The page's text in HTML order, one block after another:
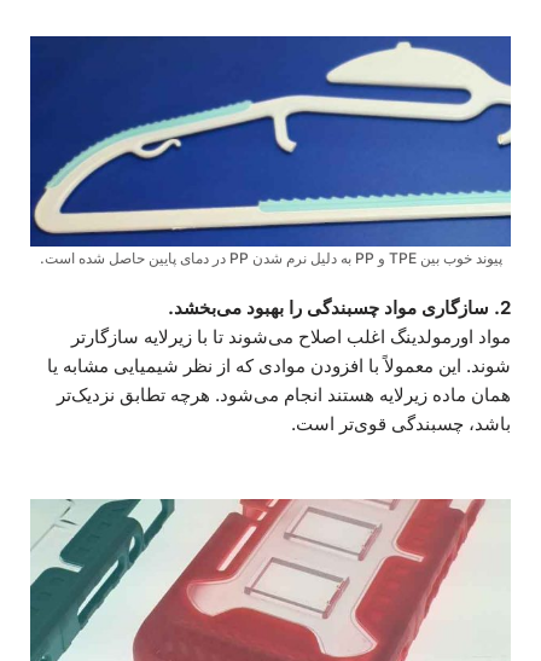
پیوند خوب بین TPE و PP به دلیل نرم شدن PP در دمای پایین حاصل شده است.
2. سازگاری مواد چسبندگی را بهبود می‌بخشد.
مواد اورمولدینگ اغلب اصلاح می‌شوند تا با زیرلایه سازگارتر
شوند. این معمولاً با افزودن موادی که از نظر شیمیایی مشابه یا
همان ماده زیرلایه هستند انجام می‌شود. هرچه تطابق نزدیک‌تر
باشد، چسبندگی قوی‌تر است.